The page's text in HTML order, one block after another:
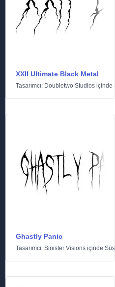
XXII Ultimate Black Metal
Tasarımcı: Doubletwo Studios içinde
Ghastly Panic
Tasarımcı: Sinister Visions içinde